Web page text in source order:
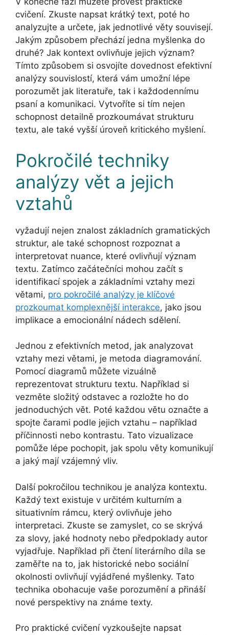
cvičení. Zkuste napsat krátký text, poté ho
analyzujte a určete, jak jednotlivé věty souvisejí.
Jakým způsobem přechází jedna myšlenka do
druhé? Jak kontext ovlivňuje jejich význam?
Tímto způsobem si osvojíte dovednost efektivní
analýzy souvislostí, která vám umožní lépe
porozumět jak literatuře, tak i každodennímu
psaní a komunikaci. Vytvoříte si tím nejen
schopnost detailně prozkoumávat strukturu
textu, ale také vyšší úroveň kritického myšlení.
Pokročilé techniky
analýzy vět a jejich
vztahů
vyžadují nejen znalost základních gramatických
struktur, ale také schopnost rozpoznat a
interpretovat nuance, které ovlivňují význam
textu. Zatímco začátečníci mohou začít s
identifikací spojek a základními vztahy mezi
větami, pro pokročilé analýzy je klíčové
prozkoumat komplexnější interakce, jako jsou
implikace a emocionální nádech sdělení.
Jednou z efektivních metod, jak analyzovat
vztahy mezi větami, je metoda diagramování.
Pomocí diagramů můžete vizuálně
reprezentovat strukturu textu. Například si
vezměte složitý odstavec a rozložte ho do
jednoduchých vět. Poté každou větu označte a
spojte čarami podle jejich vztahu – například
příčinnosti nebo kontrastu. Tato vizualizace
pomůže lépe pochopit, jak spolu věty komunikují
a jaký mají vzájemný vliv.
Další pokročilou technikou je analýza kontextu.
Každý text existuje v určitém kulturním a
situativním rámcu, který ovlivňuje jeho
interpretaci. Zkuste se zamyslet, co se skrývá
za slovy, jaké hodnoty nebo předpoklady autor
vyjadřuje. Například při čtení literárního díla se
zaměřte na to, jak historické nebo sociální
okolnosti ovlivňují vyjádřené myšlenky. Tato
technika obohacuje vaše porozumění a přináší
nové perspektivy na známe texty.
Pro praktické cvičení vyzkoušejte napsat